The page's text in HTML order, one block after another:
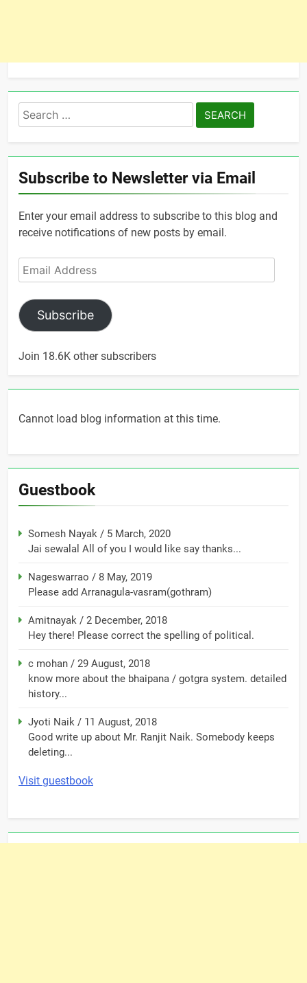
Search
for:
Subscribe to Newsletter via Email
Enter your email address to subscribe to this blog and
receive notifications of new posts by email.
Email
Address
Subscribe
Join 18.6K other subscribers
Cannot load blog information at this time.
Guestbook
Somesh Nayak / 5 March, 2020
Jai sewalal All of you I would like say thanks...
Nageswarrao / 8 May, 2019
Please add Arranagula-vasram(gothram)
Amitnayak / 2 December, 2018
Hey there! Please correct the spelling of political.
c mohan / 29 August, 2018
know more about the bhaipana / gotgra system. detailed
history...
Jyoti Naik / 11 August, 2018
Good write up about Mr. Ranjit Naik. Somebody keeps
deleting...
Visit guestbook